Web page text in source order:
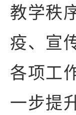
教学秩
疫、宣
各项工
一步提